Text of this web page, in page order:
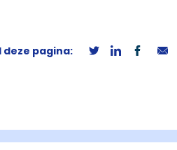
deze pagina: